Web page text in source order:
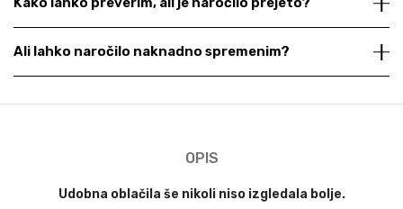
Ali lahko naročilo naknadno spremenim?
OPIS
Udobna oblačila še nikoli niso izgledala bolje.